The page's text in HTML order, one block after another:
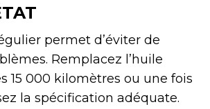
permet d’éviter de
Remplacez l’huile
15 000 kilomètres ou une fois
la spécification adéquate.